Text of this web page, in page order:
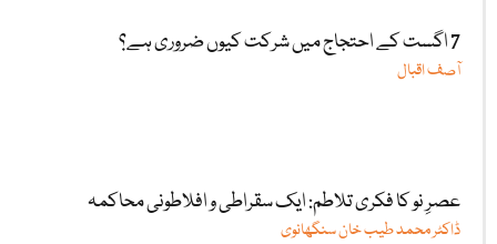
7 اگست کے احتجاج میں شرکت کیوں ضروری ہے؟
آصف اقبال
عصرِ نو کا فکری تلاطم: ایک سقراطی و افلاطونی محاکمہ
ڈاکٹر محمد طیب خان سنگھانوی